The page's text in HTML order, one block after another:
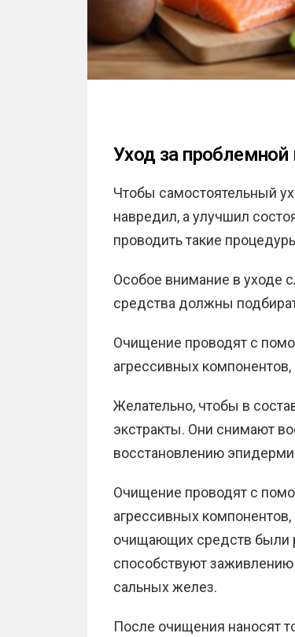
Уход за
Чтобы самостоятельный
навредил, а улучшил
проводить такие
Особое внимание в уходе
средства должны
Очищение проводят с
агрессивных
Желательно, чтобы в
экстракты. Они снимают
восстановлению
Очищение проводят с
агрессивных
очищающих средств были
способствуют
сальных желез.
После очищения наносят